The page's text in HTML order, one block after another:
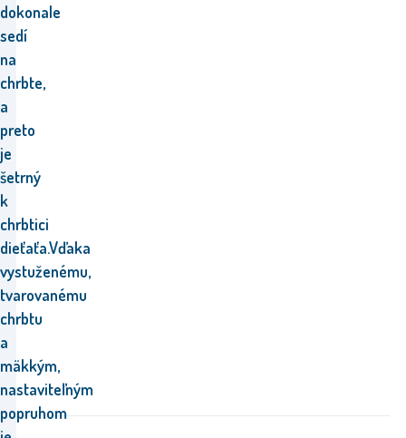
dokonale
sedí
na
chrbte,
a
preto
je
šetrný
k
chrbtici
dieťaťa.Vďaka
vystuženému,
tvarovanému
chrbtu
a
mäkkým,
nastaviteľným
popruhom